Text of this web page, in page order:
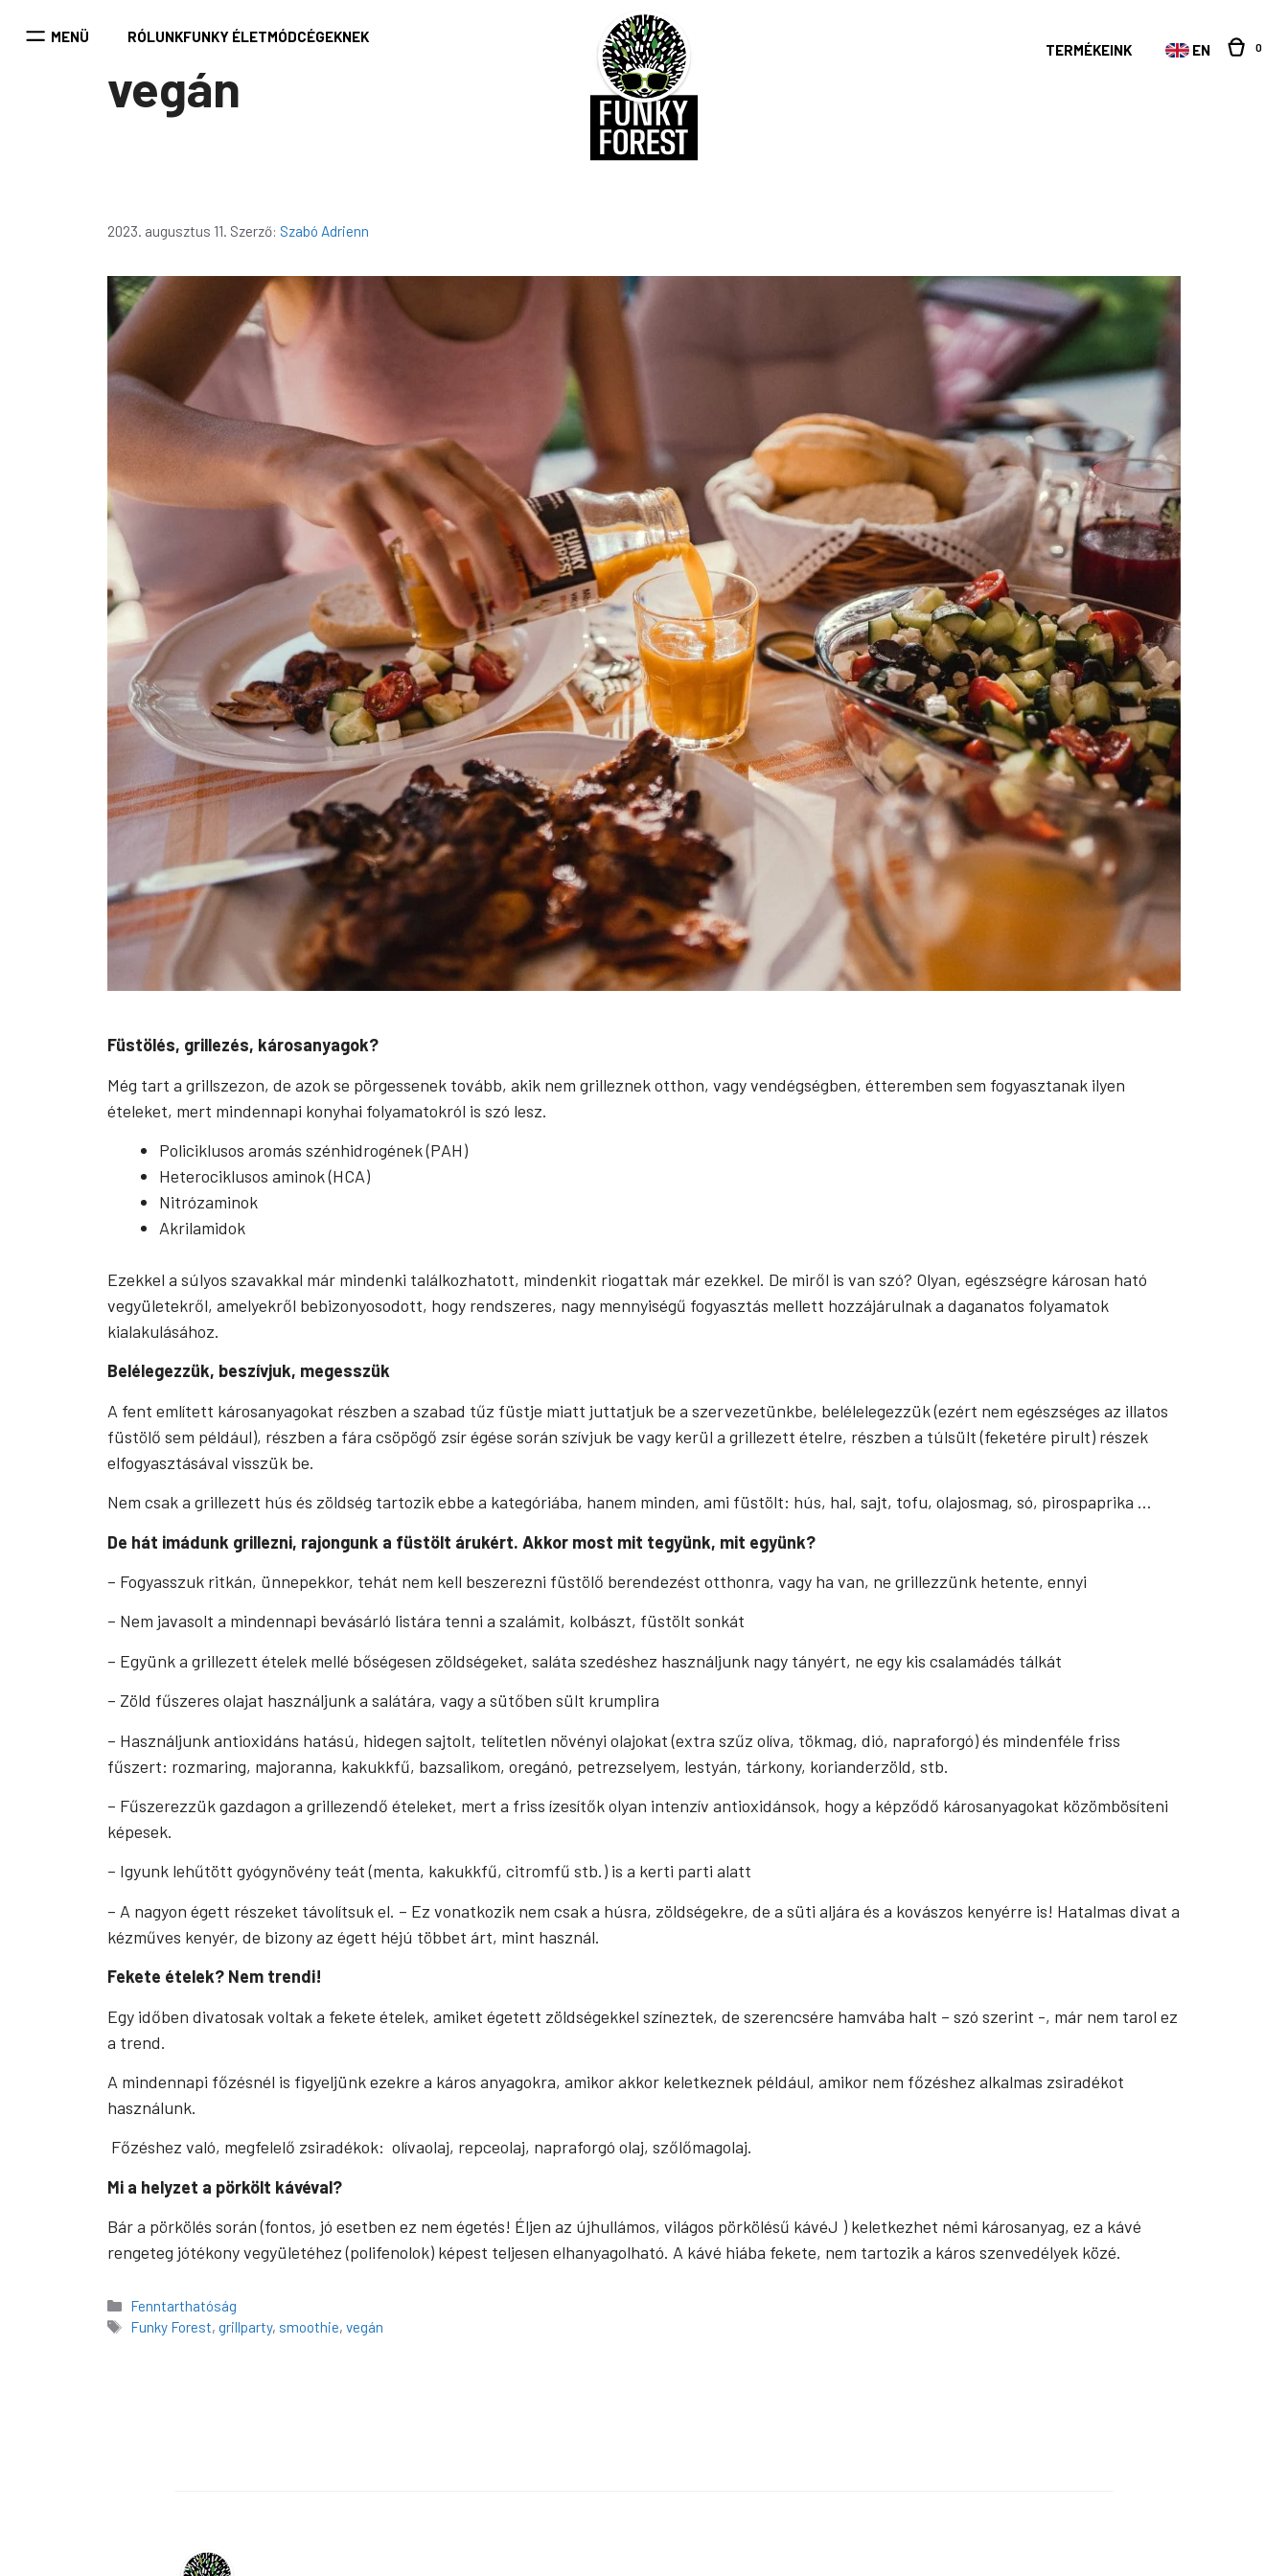
MENÜ RÓLUNKFUNKY ÉLETMÓDCÉGEKNEK
TERMÉKEINK EN 0
vegán
2023. augusztus 11. Szerző: Szabó Adrienn
Füstölés, grillezés, károsanyagok?
Még tart a grillszezon, de azok se pörgessenek tovább, akik nem grilleznek otthon, vagy vendégségben, étteremben sem fogyasztanak ilyen
ételeket, mert mindennapi konyhai folyamatokról is szó lesz.
Policiklusos aromás szénhidrogének (PAH)
Heterociklusos aminok (HCA)
Nitrózaminok
Akrilamidok
Ezekkel a súlyos szavakkal már mindenki találkozhatott, mindenkit riogattak már ezekkel. De miről is van szó? Olyan, egészségre károsan ható
vegyületekről, amelyekről bebizonyosodott, hogy rendszeres, nagy mennyiségű fogyasztás mellett hozzájárulnak a daganatos folyamatok
kialakulásához.
Belélegezzük, beszívjuk, megesszük
A fent említett károsanyagokat részben a szabad tűz füstje miatt juttatjuk be a szervezetünkbe, belélelegezzük (ezért nem egészséges az illatos
füstölő sem például), részben a fára csöpögő zsír égése során szívjuk be vagy kerül a grillezett ételre, részben a túlsült (feketére pirult) részek
elfogyasztásával visszük be.
Nem csak a grillezett hús és zöldség tartozik ebbe a kategóriába, hanem minden, ami füstölt: hús, hal, sajt, tofu, olajosmag, só, pirospaprika …
De hát imádunk grillezni, rajongunk a füstölt árukért. Akkor most mit tegyünk, mit együnk?
– Fogyasszuk ritkán, ünnepekkor, tehát nem kell beszerezni füstölő berendezést otthonra, vagy ha van, ne grillezzünk hetente, ennyi
– Nem javasolt a mindennapi bevásárló listára tenni a szalámit, kolbászt, füstölt sonkát
– Együnk a grillezett ételek mellé bőségesen zöldségeket, saláta szedéshez használjunk nagy tányért, ne egy kis csalamádés tálkát
– Zöld fűszeres olajat használjunk a salátára, vagy a sütőben sült krumplira
– Használjunk antioxidáns hatású, hidegen sajtolt, telítetlen növényi olajokat (extra szűz olíva, tökmag, dió, napraforgó) és mindenféle friss
fűszert: rozmaring, majoranna, kakukkfű, bazsalikom, oregánó, petrezselyem, lestyán, tárkony, korianderzöld, stb.
– Fűszerezzük gazdagon a grillezendő ételeket, mert a friss ízesítők olyan intenzív antioxidánsok, hogy a képződő károsanyagokat közömbösíteni
képesek.
– Igyunk lehűtött gyógynövény teát (menta, kakukkfű, citromfű stb.) is a kerti parti alatt
– A nagyon égett részeket távolítsuk el. – Ez vonatkozik nem csak a húsra, zöldségekre, de a süti aljára és a kovászos kenyérre is! Hatalmas divat a
kézműves kenyér, de bizony az égett héjú többet árt, mint használ.
Fekete ételek? Nem trendi!
Egy időben divatosak voltak a fekete ételek, amiket égetett zöldségekkel színeztek, de szerencsére hamvába halt – szó szerint -, már nem tarol ez
a trend.
A mindennapi főzésnél is figyeljünk ezekre a káros anyagokra, amikor akkor keletkeznek például, amikor nem főzéshez alkalmas zsiradékot
használunk.
Főzéshez való, megfelelő zsiradékok: olívaolaj, repceolaj, napraforgó olaj, szőlőmagolaj.
Mi a helyzet a pörkölt kávéval?
Bár a pörkölés során (fontos, jó esetben ez nem égetés! Éljen az újhullámos, világos pörkölésű kávéJ ) keletkezhet némi károsanyag, ez a kávé
rengeteg jótékony vegyületéhez (polifenolok) képest teljesen elhanyagolható. A kávé hiába fekete, nem tartozik a káros szenvedélyek közé.
Kategória
Fenntarthatóság
Címkék
Funky Forest,grillparty, smoothie,vegán